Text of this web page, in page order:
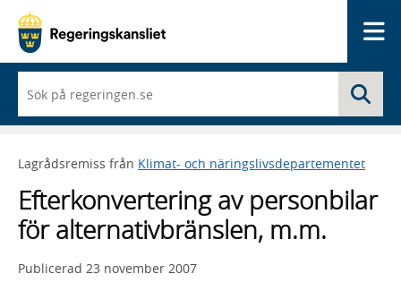
du
börjar
skriva
framträder
lista
med
sökförslag
Lagrådsremiss från Klimat- och näringslivsdepartementet
Efterkonvertering av personbilar
för alternativbränslen, m.m.
Publicerad 23 november 2007